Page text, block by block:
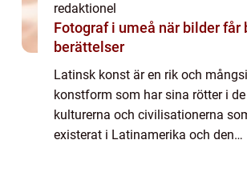
redaktionel
Fotograf i umeå när bilder får bära
berättelser
Latinsk konst är en rik och
konstform som har sina rötter i
kulturerna och civilisationerna
existerat i Latinamerika och den